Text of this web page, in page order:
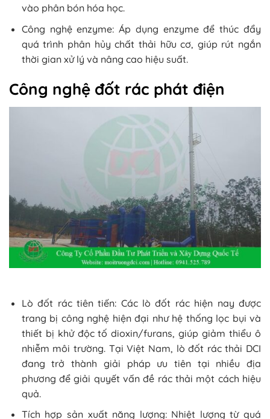
vào phân bón hóa học.
Công nghệ enzyme: Áp dụng enzyme để thúc đẩy
quá trình phân hủy chất thải hữu cơ, giúp rút ngắn
thời gian xử lý và nâng cao hiệu suất.
Công nghệ đốt rác phát điện
Lò đốt rác tiên tiến: Các lò đốt rác hiện nay được
trang bị công nghệ hiện đại như hệ thống lọc bụi và
thiết bị khử độc tố dioxin/furans, giúp giảm thiểu ô
nhiễm môi trường. Tại Việt Nam, lò đốt rác thải DCI
đang trở thành giải pháp ưu tiên tại nhiều địa
phương để giải quyết vấn đề rác thải một cách hiệu
quả.
Tích hợp sản xuất năng lượng: Nhiệt lượng từ quá